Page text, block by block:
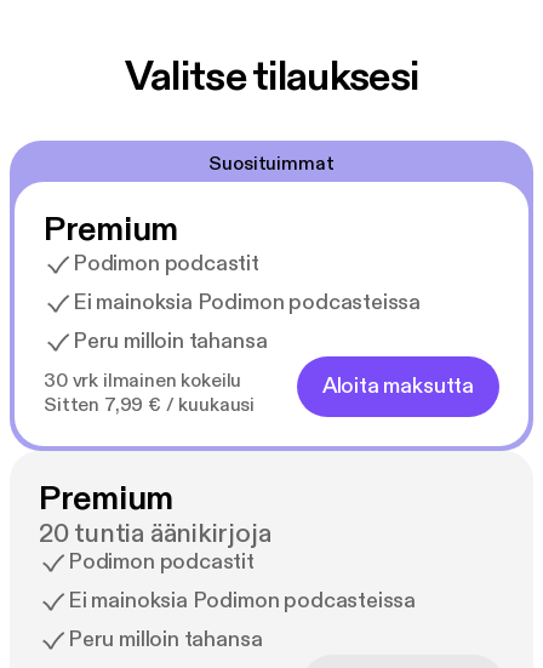
Valitse tilauksesi
Suosituimmat
Premium
Podimon podcastit
Ei mainoksia Podimon podcasteissa
Peru milloin tahansa
30 vrk ilmainen kokeilu
Sitten 7,99 € / kuukausi
Aloita maksutta
Premium
20 tuntia äänikirjoja
Podimon podcastit
Ei mainoksia Podimon podcasteissa
Peru milloin tahansa